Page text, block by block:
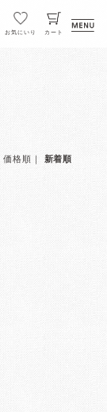
お気にいり カート
価格順 新着順